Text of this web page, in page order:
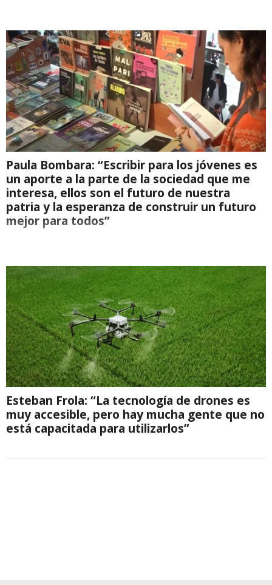
Paula Bombara: “Escribir para los jóvenes es
un aporte a la parte de la sociedad que me
interesa, ellos son el futuro de nuestra
patria y la esperanza de construir un futuro
mejor para todos”
Esteban Frola: “La tecnología de drones es
muy accesible, pero hay mucha gente que no
está capacitada para utilizarlos”